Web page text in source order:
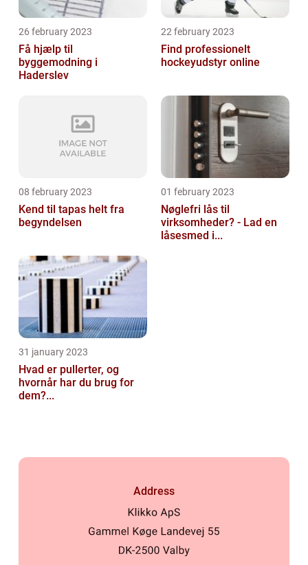
26 february 2023
Få hjælp til
byggemodning i
Haderslev
22 february 2023
Find professionelt
hockeyudstyr online
08 february 2023
Kend til tapas helt fra
begyndelsen
01 february 2023
Nøglefri lås til
virksomheder? - Lad en
låsesmed i...
31 january 2023
Hvad er pullerter, og
hvornår har du brug for
dem?...
Address